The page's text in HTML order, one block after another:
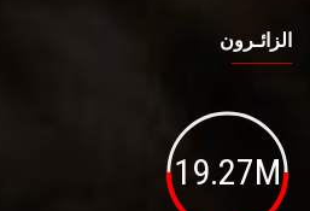
الزائـرون
19.27M